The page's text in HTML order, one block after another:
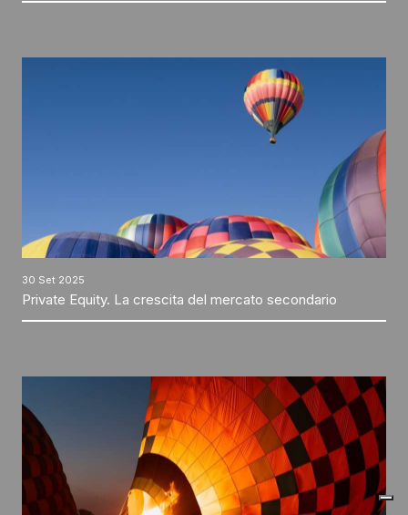
30 Set 2025
Private Equity. La crescita del mercato secondario